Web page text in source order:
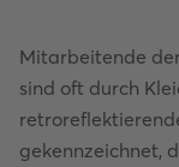
Mitarbeitende
sind oft durch
gekennzeichnet,